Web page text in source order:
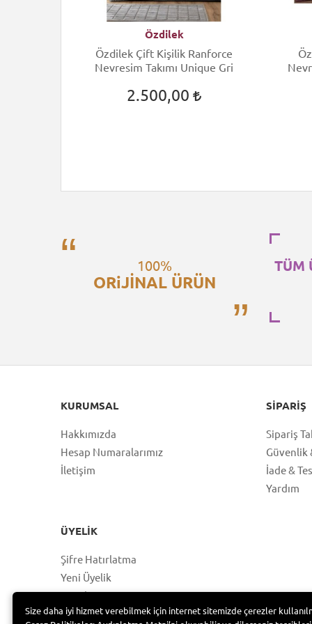
Özdilek
Özdilek Çift Kişilik Ranforce
Nevresim Takımı Unique Gri
2.500,00
100%
ORiJİNAL ÜRÜN
TÜM
KURUMSAL
Hakkımızda
Hesap Numaralarımız
İletişim
SIPARIŞ
Sipariş
Güvenlik
İade &
Yardım
ÜYELIK
Şifre Hatırlatma
Yeni Üyelik
Hesabım
Üye Girişi
Size daha iyi hizmet verebilmek için internet sitemizde çerezler